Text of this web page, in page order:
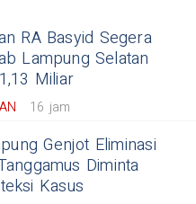
RA Basyid Segera
Lampung Selatan
Miliar
16 jam
Genjot Eliminasi
Diminta
Kasus